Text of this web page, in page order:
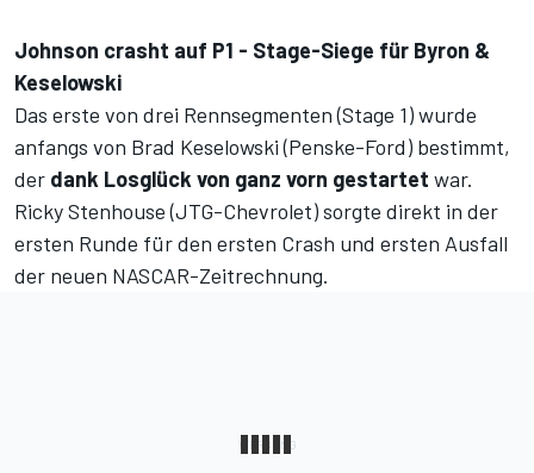
Johnson crasht auf P1 - Stage-Siege für Byron &
Keselowski
Das erste von drei Rennsegmenten (Stage 1) wurde
anfangs von Brad Keselowski (Penske-Ford) bestimmt,
der dank Losglück von ganz vorn gestartet war.
Ricky Stenhouse (JTG-Chevrolet) sorgte direkt in der
ersten Runde für den ersten Crash und ersten Ausfall
der neuen NASCAR-Zeitrechnung.